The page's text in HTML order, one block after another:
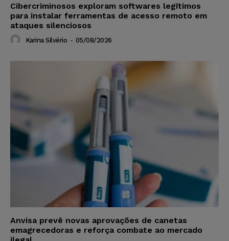
Cibercriminosos exploram softwares legítimos
para instalar ferramentas de acesso remoto em
ataques silenciosos
Karina Silvério - 05/08/2026
Anvisa prevê novas aprovações de canetas
emagrecedoras e reforça combate ao mercado